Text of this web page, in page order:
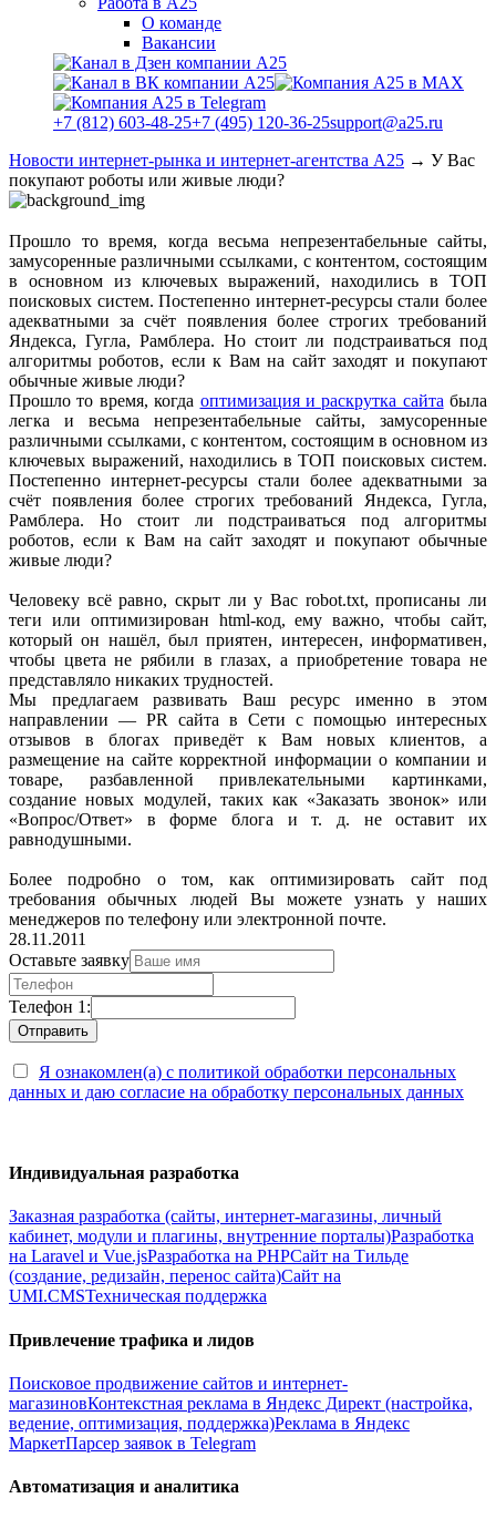
О команде
Вакансии
+7 (812) 603-48-25+7 (495) 120-36-25support@a25.ru
Новости интернет-рынка и интернет-агентства А25 → У Вас
покупают роботы или живые люди?
Прошло то время, когда весьма непрезентабельные сайты,
замусоренные различными ссылками, с контентом, состоящим
в основном из ключевых выражений, находились в ТОП
поисковых систем. Постепенно интернет-ресурсы стали более
адекватными за счёт появления более строгих требований
Яндекса, Гугла, Рамблера. Но стоит ли подстраиваться под
алгоритмы роботов, если к Вам на сайт заходят и покупают
обычные живые люди?
Прошло то время, когда оптимизация и раскрутка сайта была
легка и весьма непрезентабельные сайты, замусоренные
различными ссылками, с контентом, состоящим в основном из
ключевых выражений, находились в ТОП поисковых систем.
Постепенно интернет-ресурсы стали более адекватными за
счёт появления более строгих требований Яндекса, Гугла,
Рамблера. Но стоит ли подстраиваться под алгоритмы
роботов, если к Вам на сайт заходят и покупают обычные
живые люди?
Человеку всё равно, скрыт ли у Вас robot.txt, прописаны ли
теги или оптимизирован html-код, ему важно, чтобы сайт,
который он нашёл, был приятен, интересен, информативен,
чтобы цвета не рябили в глазах, а приобретение товара не
представляло никаких трудностей.
Мы предлагаем развивать Ваш ресурс именно в этом
направлении — PR сайта в Сети с помощью интересных
отзывов в блогах приведёт к Вам новых клиентов, а
размещение на сайте корректной информации о компании и
товаре, разбавленной привлекательными картинками,
создание новых модулей, таких как «Заказать звонок» или
«Вопрос/Ответ» в форме блога и т. д. не оставит их
равнодушными.
Более подробно о том, как оптимизировать сайт под
требования обычных людей Вы можете узнать у наших
менеджеров по телефону или электронной почте.
28.11.2011
Оставьте заявку
Телефон 1:
Я ознакомлен(а) с политикой обработки персональных
данных и даю согласие на обработку персональных данных
Индивидуальная разработка
Заказная разработка (сайты, интернет-магазины, личный
кабинет, модули и плагины, внутренние порталы)Разработка
на Laravel и Vue.jsРазработка на PHPСайт на Тильде
(создание, редизайн, перенос сайта)Сайт на
UMI.CMSТехническая поддержка
Привлечение трафика и лидов
Поисковое продвижение сайтов и интернет-
магазиновКонтекстная реклама в Яндекс Директ (настройка,
ведение, оптимизация, поддержка)Реклама в Яндекс
МаркетПарсер заявок в Telegram
Автоматизация и аналитика